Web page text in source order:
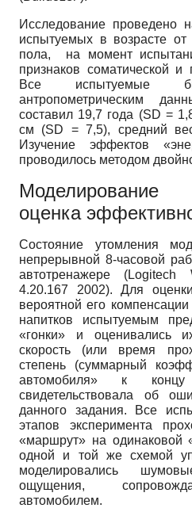
Исследование проведено
испытуемых в возрасте
пола, на момент
признаков соматической и
Все испытуемые
антропометрическим
составил 19,7 года (SD =
см (SD = 7,5), средний
Изучение эффектов
проводилось методом
оценка
Состояние утомления
непрерывной 8-часовой
автотренажере
4.20.167 2002). Для
вероятной его
напитков испытуемым
«гонки» и оценивались
скорость (или время
степень (суммарный
автомобиля» к концу
свидетельствовала об
данного задания. Все
этапов эксперимента
«маршрут» на одинаковой
одной и той же схемой
моделировались
ощущения,
автомобилем.